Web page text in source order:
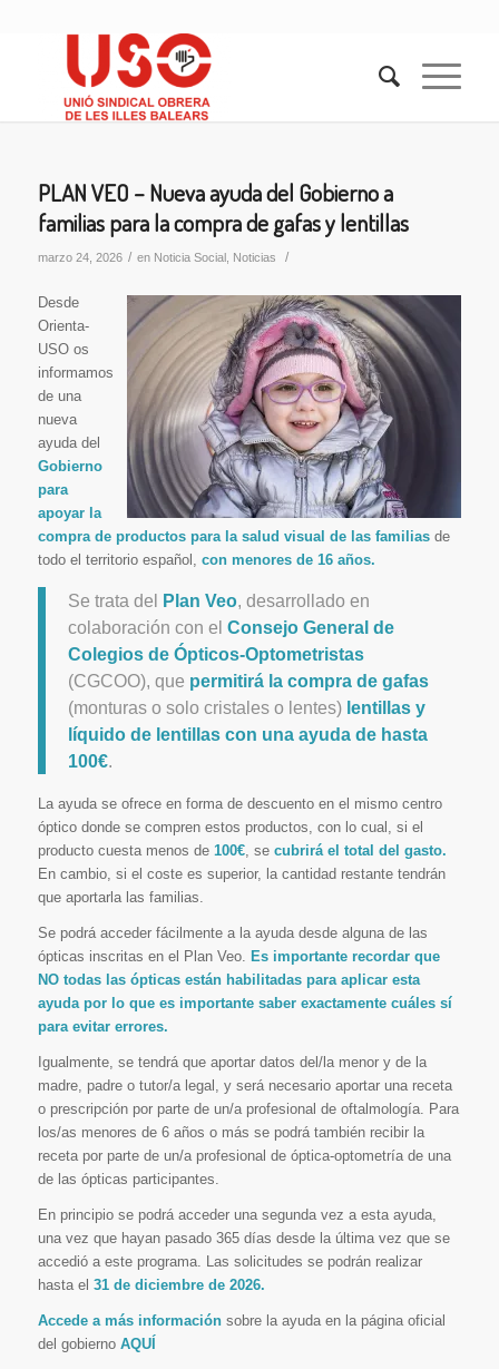
PLAN VEO – Nueva ayuda del Gobierno a
familias para la compra de gafas y lentillas
marzo 24, 2026 / en Noticia Social, Noticias /
Desde
Orienta-
USO os
informamos
de una
nueva
ayuda del
Gobierno
para
apoyar la
compra de productos para la salud visual de las familias de
todo el territorio español, con menores de 16 años.
Se trata del Plan Veo, desarrollado en
colaboración con el Consejo General de
Colegios de Ópticos-Optometristas
(CGCOO), que permitirá la compra de gafas
(monturas o solo cristales o lentes) lentillas y
líquido de lentillas con una ayuda de hasta
100€.
La ayuda se ofrece en forma de descuento en el mismo centro
óptico donde se compren estos productos, con lo cual, si el
producto cuesta menos de 100€, se cubrirá el total del gasto.
En cambio, si el coste es superior, la cantidad restante tendrán
que aportarla las familias.
Se podrá acceder fácilmente a la ayuda desde alguna de las
ópticas inscritas en el Plan Veo.
Es importante recordar que
NO todas las ópticas están habilitadas para aplicar esta
ayuda por lo que es importante saber exactamente cuáles sí
para evitar errores.
Igualmente, se tendrá que aportar datos del/la menor y de la
madre, padre o tutor/a legal, y será necesario aportar una receta
o prescripción por parte de un/a profesional de oftalmología. Para
los/as menores de 6 años o más se podrá también recibir la
receta por parte de un/a profesional de óptica-optometría de una
de las ópticas participantes.
En principio se podrá acceder una segunda vez a esta ayuda,
una vez que hayan pasado 365 días desde la última vez que se
accedió a este programa. Las solicitudes se podrán realizar
hasta el 31 de diciembre de 2026.
Accede a más informaciónsobre la ayuda en la página oficial
del gobierno AQUÍ